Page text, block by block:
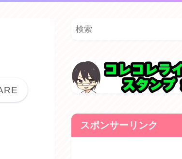
スポンサーリンク